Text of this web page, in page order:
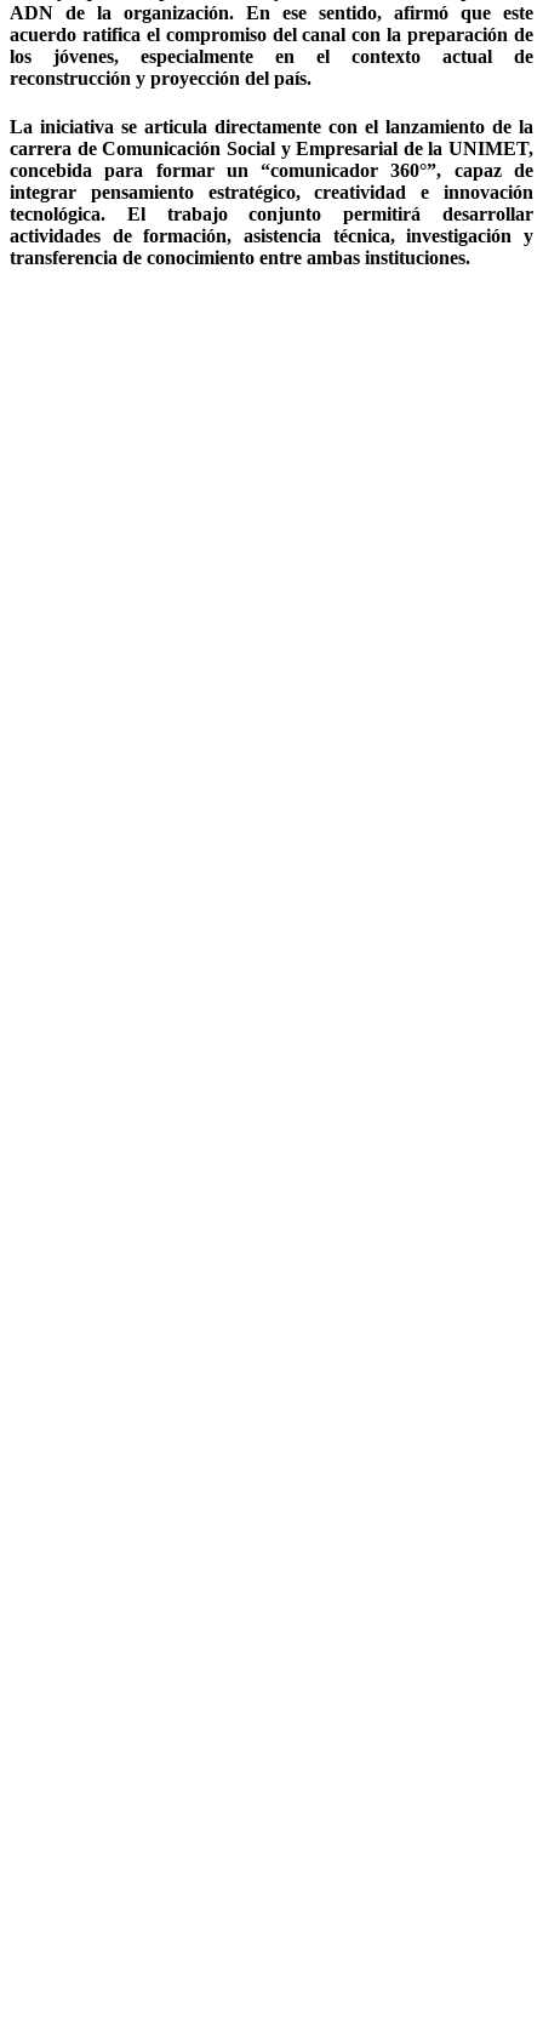
ADN de la organización. En ese sentido, afirmó que este
acuerdo ratifica el compromiso del canal con la preparación de
los jóvenes, especialmente en el contexto actual de
reconstrucción y proyección del país.
La iniciativa se articula directamente con el lanzamiento de la
carrera de Comunicación Social y Empresarial de la UNIMET,
concebida para formar un “comunicador 360°”, capaz de
integrar pensamiento estratégico, creatividad e innovación
tecnológica. El trabajo conjunto permitirá desarrollar
actividades de formación, asistencia técnica, investigación y
transferencia de conocimiento entre ambas instituciones.